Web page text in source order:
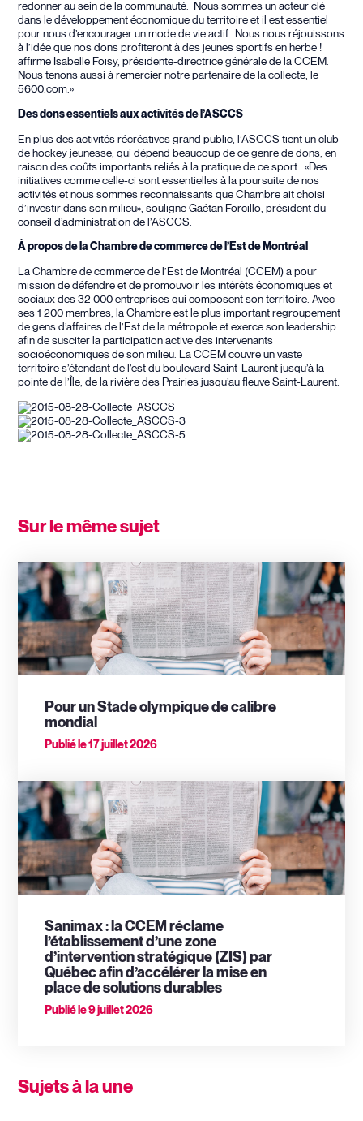
redonner au sein de la communauté. Nous sommes un acteur clé
dans le développement économique du territoire et il est essentiel
pour nous d’encourager un mode de vie actif. Nous nous réjouissons
à l’idée que nos dons profiteront à des jeunes sportifs en herbe !
affirme Isabelle Foisy, présidente-directrice générale de la CCEM.
Nous tenons aussi à remercier notre partenaire de la collecte, le
5600.com.»
Des dons essentiels aux activités de l’ASCCS
En plus des activités récréatives grand public, l’ASCCS tient un club
de hockey jeunesse, qui dépend beaucoup de ce genre de dons, en
raison des coûts importants reliés à la pratique de ce sport. «Des
initiatives comme celle-ci sont essentielles à la poursuite de nos
activités et nous sommes reconnaissants que Chambre ait choisi
d’investir dans son milieu», souligne Gaétan Forcillo, président du
conseil d’administration de l’ASCCS.
À propos de la Chambre de commerce de l’Est de Montréal
La Chambre de commerce de l’Est de Montréal (CCEM) a pour
mission de défendre et de promouvoir les intérêts économiques et
sociaux des 32 000 entreprises qui composent son territoire. Avec
ses 1 200 membres, la Chambre est le plus important regroupement
de gens d’affaires de l’Est de la métropole et exerce son leadership
afin de susciter la participation active des intervenants
socioéconomiques de son milieu. La CCEM couvre un vaste
territoire s’étendant de l’est du boulevard Saint-Laurent jusqu’à la
pointe de l’Île, de la rivière des Prairies jusqu’au fleuve Saint-Laurent.
Sur le même sujet
Pour un Stade olympique de calibre
mondial
Publié le17 juillet 2026
Sanimax : la CCEM réclame
l’établissement d’une zone
d’intervention stratégique (ZIS) par
Québec afin d’accélérer la mise en
place de solutions durables
Publié le9 juillet 2026
Sujets à la une